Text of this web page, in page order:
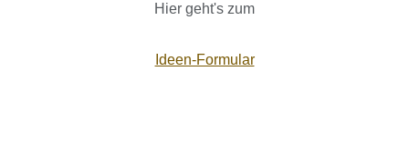
Hier geht's zum
Ideen-Formular